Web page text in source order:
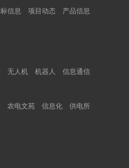
信息 项目动态 产品信息
无人机 机器人
信息通信
农电文苑 信息化
供电所